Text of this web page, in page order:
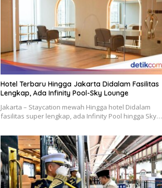
Hotel Terbaru Hingga Jakarta Didalam Fasilitas
Lengkap, Ada Infinity Pool-Sky Lounge
Jakarta – Staycation mewah Hingga hotel Didalam
fasilitas super lengkap, ada Infinity Pool hingga Sky…